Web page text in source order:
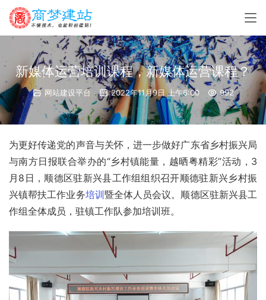
新媒体运营培训课程，新媒体运营课程？
网站建设平台 2022年11月9日 上午6:00 992
为更好传递党的声音与关怀，进一步做好广东省乡村振兴局
与南方日报联合举办的“乡村镇能量，越晒粤精彩”活动，3
月8日，顺德区驻新兴县工作组组织召开顺德驻新兴乡村振
兴镇帮扶工作业务培训 暨全体人员会议。顺德区驻新兴县工
作组全体成员，驻镇工作队参加培训班。